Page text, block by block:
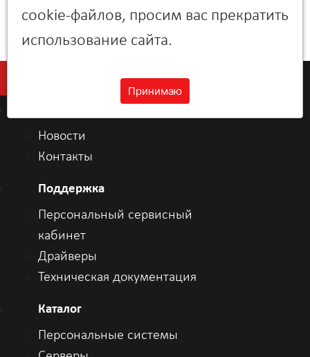
Файл не выбран
Новости
Контакты
Поддержка
Персональный сервисный
кабинет
Драйверы
Техническая документация
Каталог
Персональные системы
cookie-файлов, просим вас прекратить
использование сайта.
Принимаю